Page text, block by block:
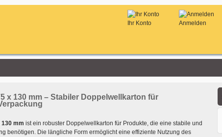
Anmelden
Ihr Konto
x 130 mm – Stabiler Doppelwellkarton für
130 mm ist ein robuster Doppelwellkarton für Produkte, die eine stabile und
benötigen. Die längliche Form ermöglicht eine effiziente Nutzung des